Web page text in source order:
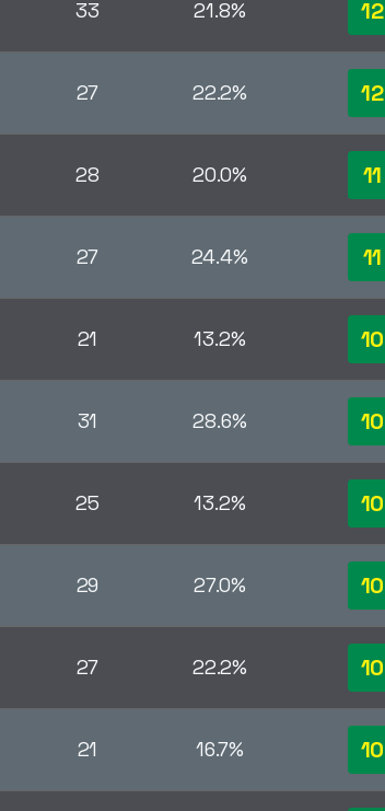
33 21.8% 12
27 22.2% 12
28 20.0% 11
27 24.4% 11
21 13.2% 10
31 28.6% 10
25 13.2% 10
29 27.0% 10
27 22.2% 10
21 16.7% 10